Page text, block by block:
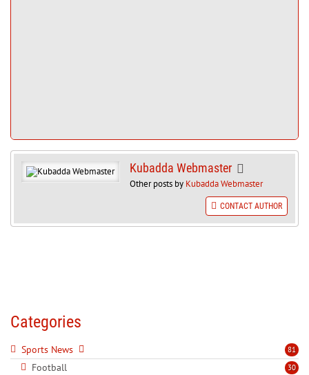
Kubadda Webmaster
Other posts by Kubadda Webmaster
CONTACT AUTHOR
Categories
81
Sports News
30
Football